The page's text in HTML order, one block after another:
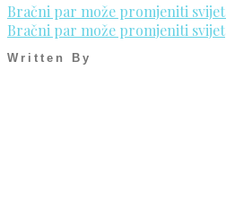
Bračni par može promjeniti svijet
Bračni par može promjeniti svijet
Written By